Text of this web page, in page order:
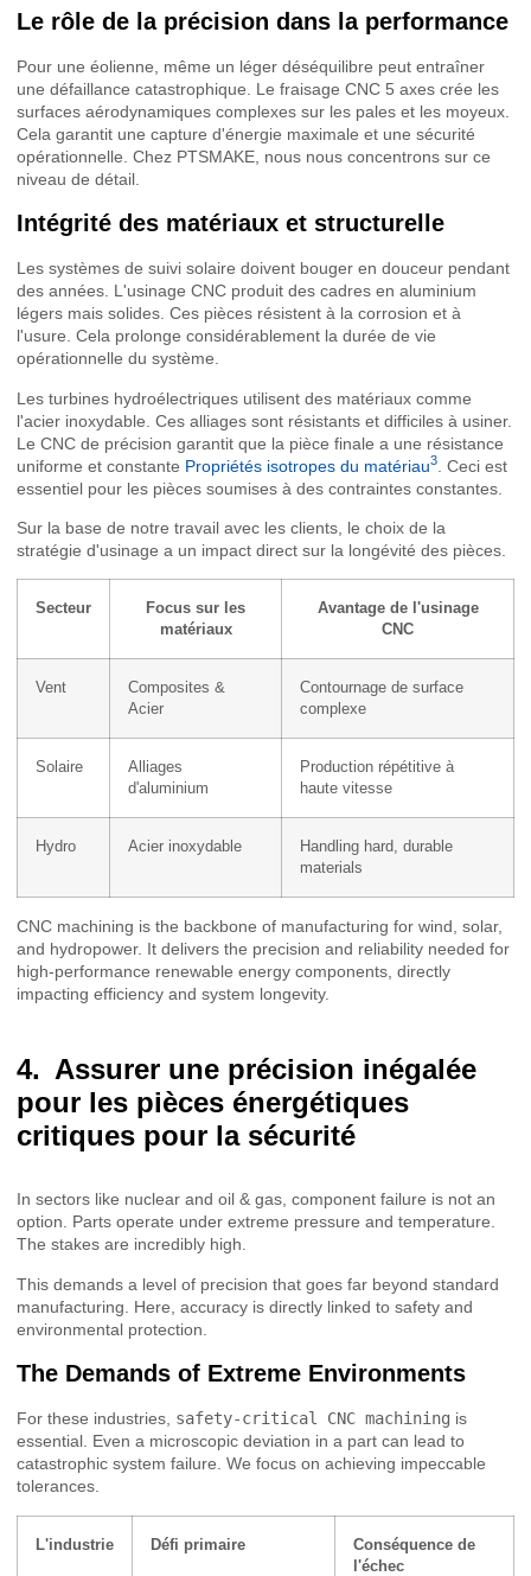
Le rôle de la précision dans la performance
Pour une éolienne, même un léger déséquilibre peut entraîner
une défaillance catastrophique. Le fraisage CNC 5 axes crée les
surfaces aérodynamiques complexes sur les pales et les moyeux.
Cela garantit une capture d'énergie maximale et une sécurité
opérationnelle. Chez PTSMAKE, nous nous concentrons sur ce
niveau de détail.
Intégrité des matériaux et structurelle
Les systèmes de suivi solaire doivent bouger en douceur pendant
des années. L'usinage CNC produit des cadres en aluminium
légers mais solides. Ces pièces résistent à la corrosion et à
l'usure. Cela prolonge considérablement la durée de vie
opérationnelle du système.
Les turbines hydroélectriques utilisent des matériaux comme
l'acier inoxydable. Ces alliages sont résistants et difficiles à usiner.
Le CNC de précision garantit que la pièce finale a une résistance
uniforme et constante Propriétés isotropes du matériau3
. Ceci est
essentiel pour les pièces soumises à des contraintes constantes.
Sur la base de notre travail avec les clients, le choix de la
stratégie d'usinage a un impact direct sur la longévité des pièces.
Secteur
Focus sur les
matériaux
Avantage de l'usinage
CNC
Vent
Composites &
Acier
Contournage de surface
complexe
Solaire
Alliages
d'aluminium
Production répétitive à
haute vitesse
Hydro Acier inoxydable
Handling hard, durable
materials
CNC machining is the backbone of manufacturing for wind, solar,
and hydropower. It delivers the precision and reliability needed for
high-performance renewable energy components, directly
impacting efficiency and system longevity.
Assurer une précision inégalée
pour les pièces énergétiques
critiques pour la sécurité
In sectors like nuclear and oil & gas, component failure is not an
option. Parts operate under extreme pressure and temperature.
The stakes are incredibly high.
This demands a level of precision that goes far beyond standard
manufacturing. Here, accuracy is directly linked to safety and
environmental protection.
The Demands of Extreme Environments
For these industries, safety-critical CNC machining is
essential. Even a microscopic deviation in a part can lead to
catastrophic system failure. We focus on achieving impeccable
tolerances.
L'industrie Défi primaire
Conséquence de
l'échec